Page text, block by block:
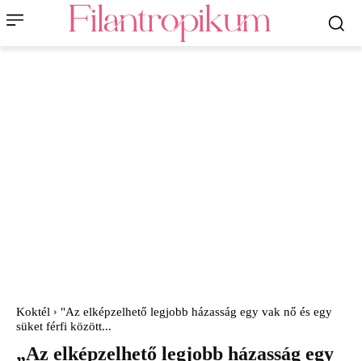
Koktél
"Az elképzelhető legjobb házasság egy vak nő és egy
süket férfi között...
„Az elképzelhető legjobb házasság egy